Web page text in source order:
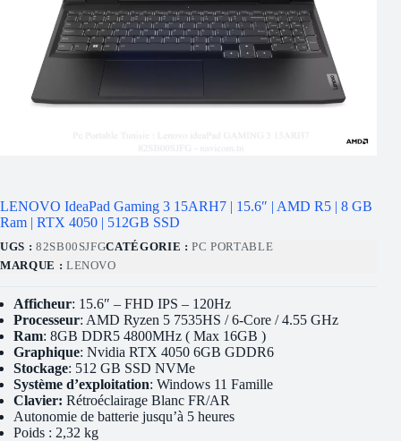
LENOVO IdeaPad Gaming 3 15ARH7 | 15.6″ | AMD R5 | 8 GB
Ram | RTX 4050 | 512GB SSD
UGS : 82SB00SJFGCATÉGORIE :PC PORTABLE
MARQUE : LENOVO
Afficheur: 15.6″ – FHD IPS – 120Hz
Processeur: AMD Ryzen 5 7535HS / 6-Core / 4.55 GHz
Ram: 8GB DDR5 4800MHz ( Max 16GB )
Graphique: Nvidia RTX 4050 6GB GDDR6
Stockage: 512 GB SSD NVMe
Système d’exploitation: Windows 11 Famille
Clavier: Rétroéclairage Blanc FR/AR
Autonomie de batterie jusqu’à 5 heures
Poids : 2,32 kg